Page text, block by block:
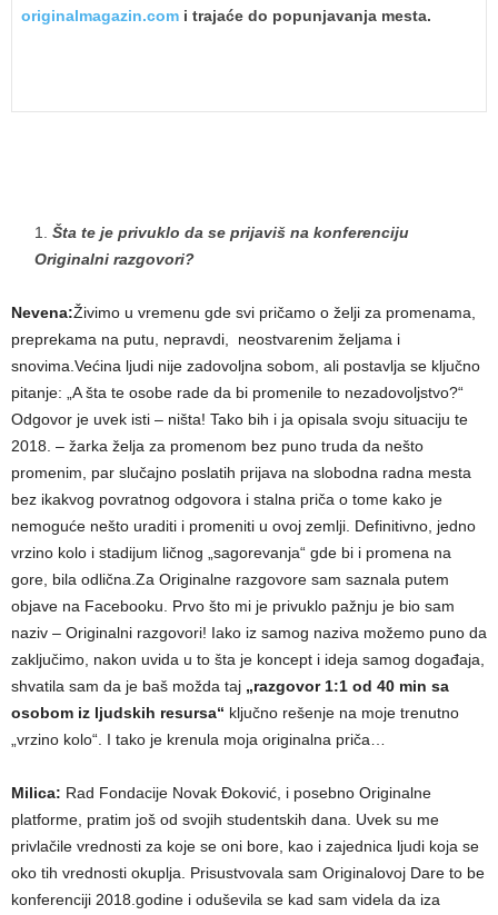
originalmagazin.com i trajaće do popunjavanja mesta.
Šta te je privuklo da se prijaviš na konferenciju
Originalni razgovori?
Nevena:Živimo u vremenu gde svi pričamo o želji za promenama,
preprekama na putu, nepravdi, neostvarenim željama i
snovima.Većina ljudi nije zadovoljna sobom, ali postavlja se ključno
pitanje: „A šta te osobe rade da bi promenile to nezadovoljstvo?“
Odgovor je uvek isti – ništa! Tako bih i ja opisala svoju situaciju te
2018. – žarka želja za promenom bez puno truda da nešto
promenim, par slučajno poslatih prijava na slobodna radna mesta
bez ikakvog povratnog odgovora i stalna priča o tome kako je
nemoguće nešto uraditi i promeniti u ovoj zemlji. Definitivno, jedno
vrzino kolo i stadijum ličnog „sagorevanja“ gde bi i promena na
gore, bila odlična.Za Originalne razgovore sam saznala putem
objave na Facebooku. Prvo što mi je privuklo pažnju je bio sam
naziv – Originalni razgovori! Iako iz samog naziva možemo puno da
zaključimo, nakon uvida u to šta je koncept i ideja samog događaja,
shvatila sam da je baš možda taj „razgovor 1:1 od 40 min sa
osobom iz ljudskih resursa“ ključno rešenje na moje trenutno
„vrzino kolo“. I tako je krenula moja originalna priča…
Milica: Rad Fondacije Novak Đoković, i posebno Originalne
platforme, pratim još od svojih studentskih dana. Uvek su me
privlačile vrednosti za koje se oni bore, kao i zajednica ljudi koja se
oko tih vrednosti okuplja. Prisustvovala sam Originalovoj Dare to be
konferenciji 2018.godine i oduševila se kad sam videla da iza